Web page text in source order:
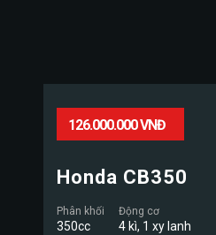
126.000.000 VNĐ
Honda CB350
Phân khối
350cc
Động cơ
4 kì, 1 xy lanh